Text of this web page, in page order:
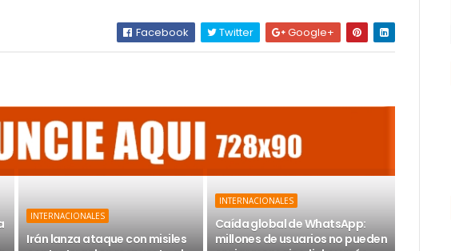
Facebook Twitter Google+
INTERNACIONALES
Irán lanza ataque con misiles
INTERNACIONALES
Caída global de WhatsApp:
millones de usuarios no pueden